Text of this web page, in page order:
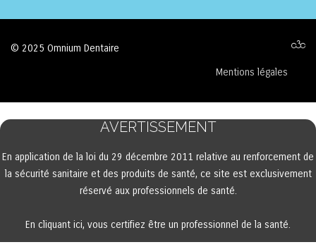
© 2025 Omnium Dentaire
Mentions légales
AVERTISSEMENT
En application de la loi du 29 décembre 2011 relative au renforcement de
la sécurité sanitaire et des produits de santé, ce site est exclusivement
réservé aux professionnels de santé.
En cliquant ici, vous certifiez être un professionnel de la santé.